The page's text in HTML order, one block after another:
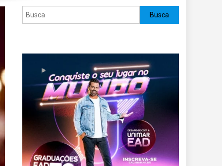
Pesquisar Busca